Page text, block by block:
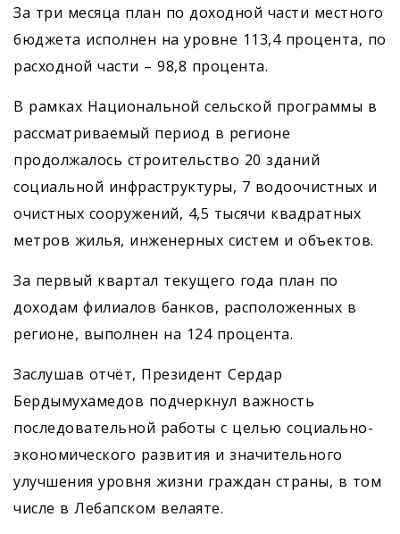
За три месяца план по доходной части местного
бюджета исполнен на уровне 113,4 процента, по
расходной части – 98,8 процента.
В рамках Национальной сельской программы в
рассматриваемый период в регионе
продолжалось строительство 20 зданий
социальной инфраструктуры, 7 водоочистных и
очистных сооружений, 4,5 тысячи квадратных
метров жилья, инженерных систем и объектов.
За первый квартал текущего года план по
доходам филиалов банков, расположенных в
регионе, выполнен на 124 процента.
Заслушав отчёт, Президент Сердар
Бердымухамедов подчеркнул важность
последовательной работы с целью социально-
экономического развития и значительного
улучшения уровня жизни граждан страны, в том
числе в Лебапском велаяте.